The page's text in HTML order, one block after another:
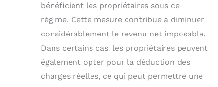
bénéficient les propriétaires sous ce
régime. Cette mesure contribue à diminuer
considérablement le revenu net imposable.
Dans certains cas, les propriétaires peuvent
également opter pour la déduction des
charges réelles, ce qui peut permettre une